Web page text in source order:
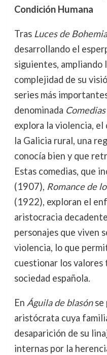
Condición Humana
Tras Luces de Bohemia
desarrollando el
siguientes, ampliando
complejidad de su
series más
denominada
explora la violencia,
la Galicia rural, una
conocía bien y que
Estas comedias, que
(1907), Romance de
(1922), exploran el
aristocracia
personajes que viven
violencia, lo que
cuestionar los valores
sociedad española.
En Águila de blasónse
aristócrata cuya
desaparición de su
internas por la